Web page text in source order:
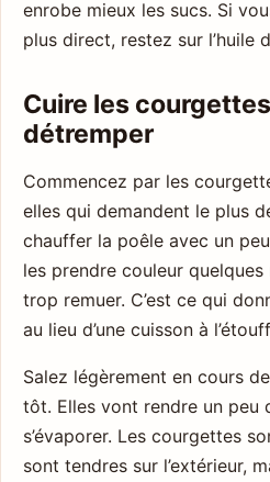
enrobe mieux les sucs. Si
plus direct, restez sur l’huile
Cuire les
détremper
Commencez par les
elles qui demandent le plus
chauffer la poêle avec un
les prendre couleur
trop remuer. C’est ce qui
au lieu d’une cuisson à
Salez légèrement en cours
tôt. Elles vont rendre un peu
s’évaporer. Les courgettes
sont tendres sur l’extérieur,